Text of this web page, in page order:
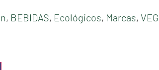
, BEBIDAS, Ecológicos, Marcas,